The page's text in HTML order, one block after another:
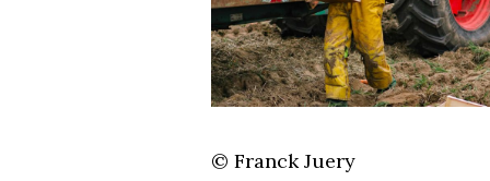
© Franck Juery